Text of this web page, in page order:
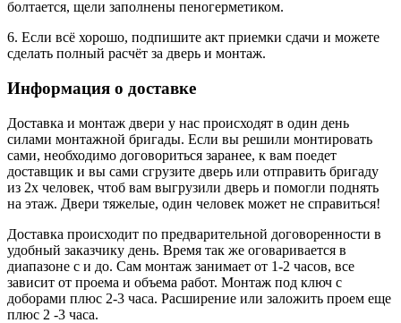
болтается, щели заполнены пеногерметиком.
6. Если всё хорошо, подпишите акт приемки сдачи и можете
сделать полный расчёт за дверь и монтаж.
Информация о доставке
Доставка и монтаж двери у нас происходят в один день
силами монтажной бригады. Если вы решили монтировать
сами, необходимо договориться заранее, к вам поедет
доставщик и вы сами сгрузите дверь или отправить бригаду
из 2х человек, чтоб вам выгрузили дверь и помогли поднять
на этаж. Двери тяжелые, один человек может не справиться!
Доставка происходит по предварительной договоренности в
удобный заказчику день. Время так же оговаривается в
диапазоне с и до. Сам монтаж занимает от 1-2 часов, все
зависит от проема и объема работ. Монтаж под ключ с
доборами плюс 2-3 часа. Расширение или заложить проем еще
плюс 2 -3 часа.